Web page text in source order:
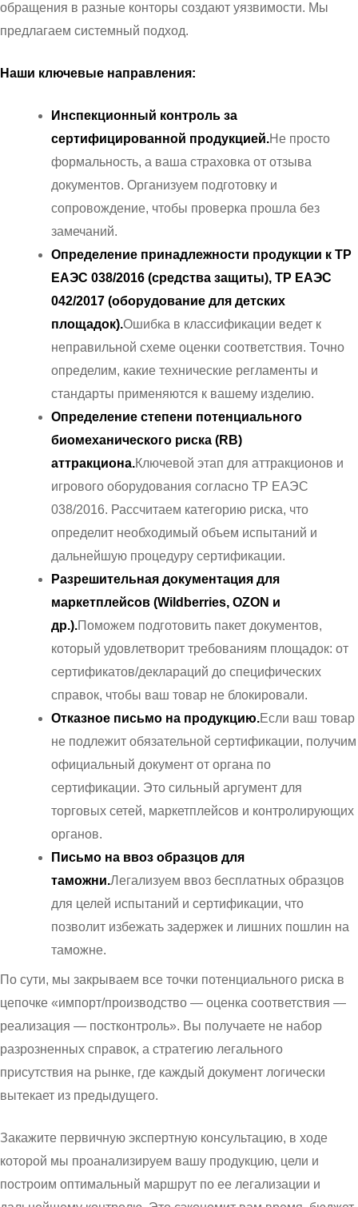
обращения в разные конторы создают уязвимости. Мы
предлагаем системный подход.
Наши ключевые направления:
Инспекционный контроль за
сертифицированной продукцией.Не просто
формальность, а ваша страховка от отзыва
документов. Организуем подготовку и
сопровождение, чтобы проверка прошла без
замечаний.
Определение принадлежности продукции к ТР
ЕАЭС 038/2016 (средства защиты), ТР ЕАЭС
042/2017 (оборудование для детских
площадок).Ошибка в классификации ведет к
неправильной схеме оценки соответствия. Точно
определим, какие технические регламенты и
стандарты применяются к вашему изделию.
Определение степени потенциального
биомеханического риска (RB)
аттракциона.Ключевой этап для аттракционов и
игрового оборудования согласно ТР ЕАЭС
038/2016. Рассчитаем категорию риска, что
определит необходимый объем испытаний и
дальнейшую процедуру сертификации.
Разрешительная документация для
маркетплейсов (Wildberries, OZON и
др.).Поможем подготовить пакет документов,
который удовлетворит требованиям площадок: от
сертификатов/деклараций до специфических
справок, чтобы ваш товар не блокировали.
Отказное письмо на продукцию.Если ваш товар
не подлежит обязательной сертификации, получим
официальный документ от органа по
сертификации. Это сильный аргумент для
торговых сетей, маркетплейсов и контролирующих
органов.
Письмо на ввоз образцов для
таможни.Легализуем ввоз бесплатных образцов
для целей испытаний и сертификации, что
позволит избежать задержек и лишних пошлин на
таможне.
По сути, мы закрываем все точки потенциального риска в
цепочке «импорт/производство — оценка соответствия —
реализация — постконтроль». Вы получаете не набор
разрозненных справок, а стратегию легального
присутствия на рынке, где каждый документ логически
вытекает из предыдущего.
Закажите первичную экспертную консультацию, в ходе
которой мы проанализируем вашу продукцию, цели и
построим оптимальный маршрут по ее легализации и